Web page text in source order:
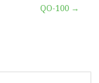
QO-100 →